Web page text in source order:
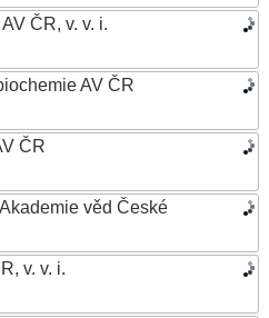
ČR, v. v. i.
AV ČR
ČR
věd České
v. v. i.